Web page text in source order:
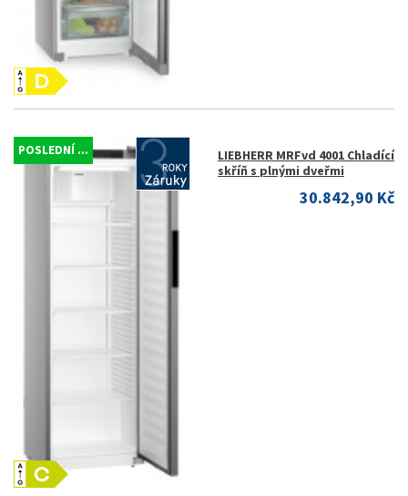
POSLEDNÍ ...
LIEBHERR MRFvd 4001 Chladící
skříň s plnými dveřmi
30.842,90 Kč